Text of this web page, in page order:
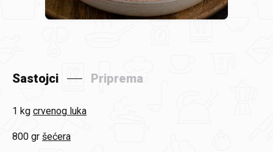
Sastojci Priprema
1 kg crvenog luka
800 gr šećera